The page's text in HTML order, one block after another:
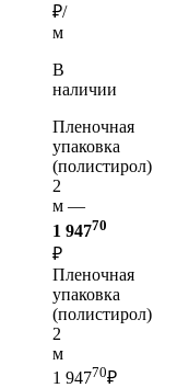
₽/
м
В
наличии
Пленочная
упаковка
(полистирол)
2
м —
1 94770
₽
Пленочная
упаковка
(полистирол)
2
м
1 94770₽